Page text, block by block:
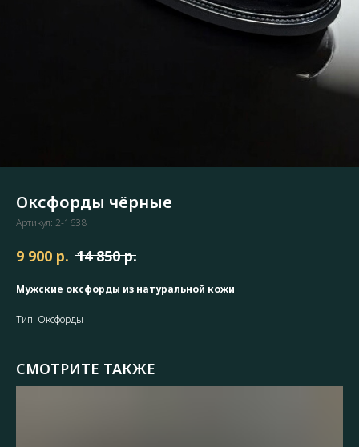
Оксфорды чёрные
Артикул: 2-1638
9 900 р. 14 850 р.
Мужские оксфорды из натуральной кожи
Тип: Оксфорды
СМОТРИТЕ ТАКЖЕ